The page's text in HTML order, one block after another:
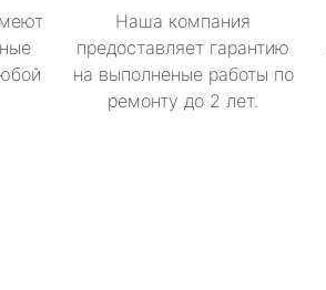
Наша компания
предоставляет гарантию
на выполненые работы по
ремонту до 2 лет.